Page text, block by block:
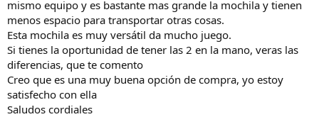
mismo equipo y es bastante mas grande la mochila y tienen
menos espacio para transportar otras cosas.
Esta mochila es muy versátil da mucho juego.
Si tienes la oportunidad de tener las 2 en la mano, veras las
diferencias, que te comento
Creo que es una muy buena opción de compra, yo estoy
satisfecho con ella
Saludos cordiales